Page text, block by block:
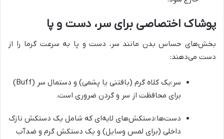
پوشاک اختصاصی برای سر، دست و پا
بخش‌های حساس بدن مانند سر، دست و پا به سرعت گرما را از
دست می‌دهند:
سر:یک کلاه گرم (بافتنی یا پشمی) و دستمال سر (Buff)
برای محافظت از سر و گردن ضروری است.
دست‌ها:دستکش‌های لایه‌ای که شامل یک دستکش نازک
داخلی (برای لمس وسایل) و یک دستکش گرم و ضدآب